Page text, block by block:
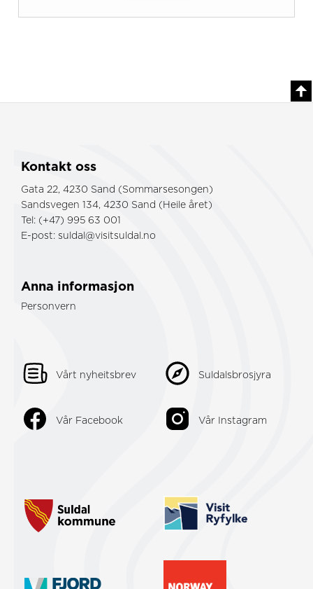
Kontakt oss
Gata 22, 4230 Sand (Sommarsesongen)
Sandsvegen 134, 4230 Sand (Heile året)
Tel: (+47) 995 63 001
E-post: suldal@visitsuldal.no
Anna informasjon
Personvern
Vårt nyheitsbrev Suldalsbrosjyra
Vår Facebook Vår Instagram